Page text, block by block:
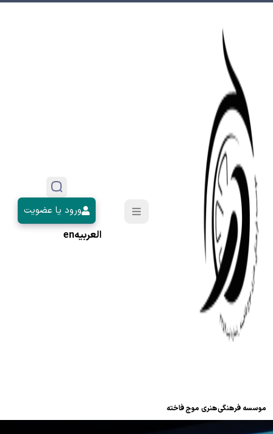
موسسه فرهنگی‌هنری موج فاخته
العربیهen
ورود یا عضویت